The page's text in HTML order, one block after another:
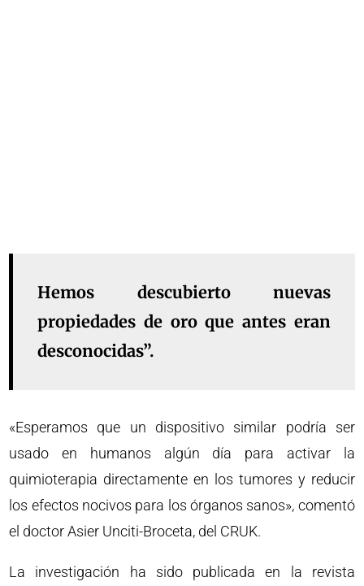
Hemos descubierto nuevas
propiedades de oro que antes eran
desconocidas”.
«Esperamos que un dispositivo similar podría ser
usado en humanos algún día para activar la
quimioterapia directamente en los tumores y reducir
los efectos nocivos para los órganos sanos», comentó
el doctor Asier Unciti-Broceta, del CRUK.
La investigación ha sido publicada en la revista